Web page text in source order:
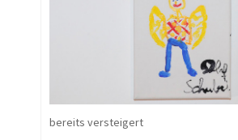
bereits versteigert